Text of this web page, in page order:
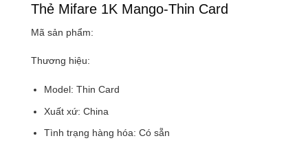
Thẻ Mifare 1K Mango-Thin Card
Mã sản phẩm:
Thương hiệu:
Model: Thin Card
Xuất xứ: China
Tình trạng hàng hóa: Có sẵn